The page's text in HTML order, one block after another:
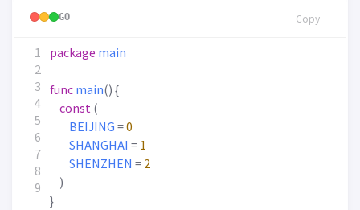
GO Copy
2
4
7
package main
funcmain() {
const (
BEIJING =0
SHANGHAI =1
SHENZHEN =2
)
}